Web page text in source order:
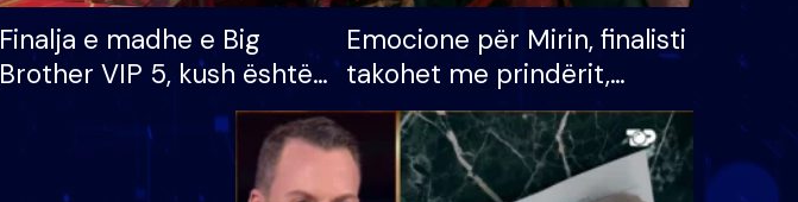
Finalja e madhe e Big
Brother VIP 5, kush është
banori i parë që lë shtëpinë
dhe humb mundësinë për
të fituar çmimin e madh
Emocione për Mirin, finalisti
takohet me prindërit,
vajzën dhe bashkëshorten:
S’kemi ndonjë letër divorci
apo jo?